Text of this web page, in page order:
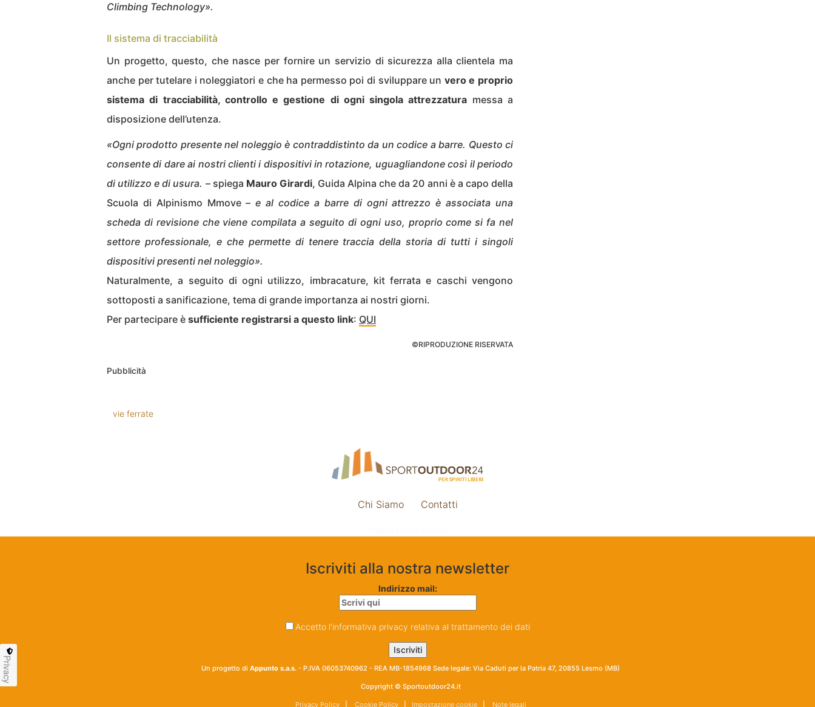
Climbing Technology».
Il sistema di tracciabilità
Un progetto, questo, che nasce per fornire un servizio di sicurezza alla clientela ma
anche per tutelare i noleggiatori e che ha permesso poi di sviluppare un vero e proprio
sistema di tracciabilità, controllo e gestione di ogni singola attrezzatura messa a
disposizione dell’utenza.
«Ogni prodotto presente nel noleggio è contraddistinto da un codice a barre. Questo ci
consente di dare ai nostri clienti i dispositivi in rotazione, uguagliandone così il periodo
di utilizzo e di usura. – spiega Mauro Girardi, Guida Alpina che da 20 anni è a capo della
Scuola di Alpinismo Mmove– e al codice a barre di ogni attrezzo è associata una
scheda di revisione che viene compilata a seguito di ogni uso, proprio come si fa nel
settore professionale, e che permette di tenere traccia della storia di tutti i singoli
dispositivi presenti nel noleggio».
Naturalmente, a seguito di ogni utilizzo, imbracature, kit ferrata e caschi vengono
sottoposti a sanificazione, tema di grande importanza ai nostri giorni.
Per partecipare è sufficiente registrarsi a questo link: QUI
©RIPRODUZIONE RISERVATA
Pubblicità
vie ferrate
Chi Siamo Contatti
Iscriviti alla nostra newsletter
Indirizzo mail:
Accetto l'informativa privacy relativa al trattamento dei dati
Un progetto di Appunto s.a.s. - P.IVA 06053740962 - REA MB-1854968 Sede legale: Via Caduti per la Patria 47, 20855 Lesmo (MB)
Copyright © Sportoutdoor24.it
Privacy Policy| Cookie Policy| Impostazione cookie| Note legali
Privacy